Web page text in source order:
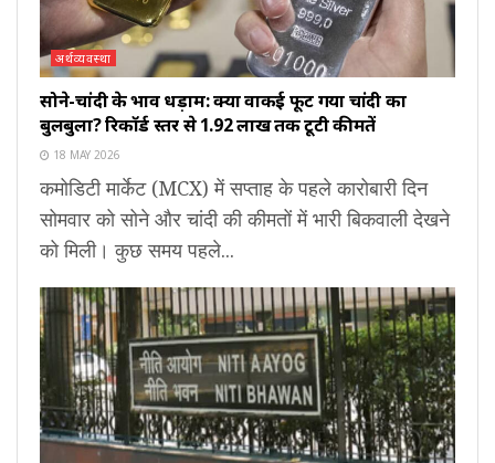
अर्थव्यवस्था
सोने-चांदी के भाव धड़ाम: क्या वाकई फूट गया चांदी का
बुलबुला? रिकॉर्ड स्तर से ₹1.92 लाख तक टूटी कीमतें
18 MAY 2026
कमोडिटी मार्केट (MCX) में सप्ताह के पहले कारोबारी दिन
सोमवार को सोने और चांदी की कीमतों में भारी बिकवाली देखने
को मिली। कुछ समय पहले...